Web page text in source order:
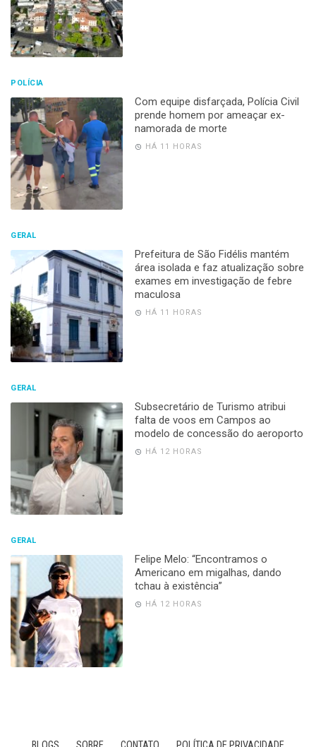
POLÍCIA
Com equipe disfarçada, Polícia Civil
prende homem por ameaçar ex-
namorada de morte
HÁ 11 HORAS
GERAL
Prefeitura de São Fidélis mantém
área isolada e faz atualização sobre
exames em investigação de febre
maculosa
HÁ 11 HORAS
GERAL
Subsecretário de Turismo atribui
falta de voos em Campos ao
modelo de concessão do aeroporto
HÁ 12 HORAS
GERAL
Felipe Melo: “Encontramos o
Americano em migalhas, dando
tchau à existência”
HÁ 12 HORAS